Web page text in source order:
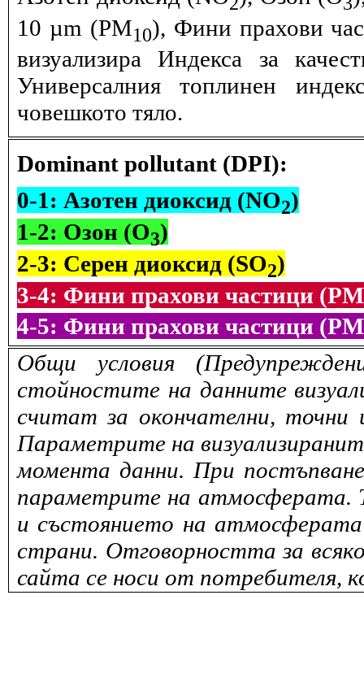
10 µm (PM10), Фини прахови
визуализира Индекса за
Универсалния топлинен
човешкото тяло.
Dominant pollutant (DPI):
0-1: Азотен диоксид (NO2)
1-2: Озон (O3)
2-3: Серен диоксид (SO2)
3-4: Фини прахови частици (PM
4-5: Фини прахови частици (PM
Общи условия
стойностите на данните
считат за окончателни,
Параметрите на
момента данни. При
параметрите на атмосферата.
и състоянието на
страни. Отговорността за
сайта се носи от потребителя,